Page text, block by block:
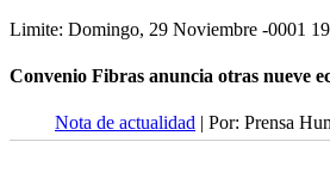
Limite: Domingo, 29 Noviembre -0001
Convenio Fibras anuncia otras nueve
Nota de actualidad | Por: Prensa